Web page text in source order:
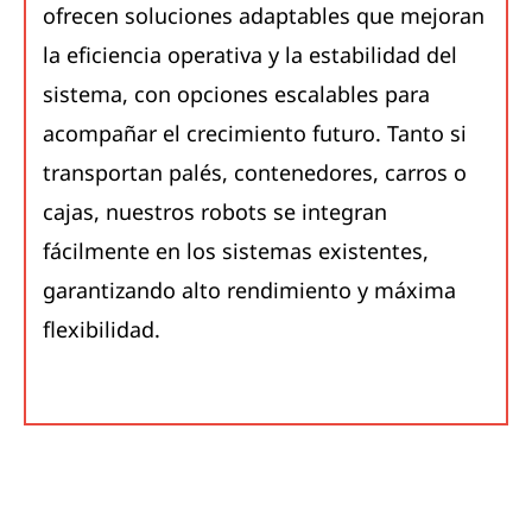
ofrecen soluciones adaptables que mejoran
la eficiencia operativa y la estabilidad del
sistema, con opciones escalables para
acompañar el crecimiento futuro. Tanto si
transportan palés, contenedores, carros o
cajas, nuestros robots se integran
fácilmente en los sistemas existentes,
garantizando alto rendimiento y máxima
flexibilidad.